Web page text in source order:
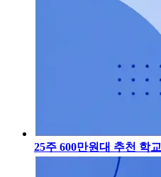
25주 600만원대 추천 학교